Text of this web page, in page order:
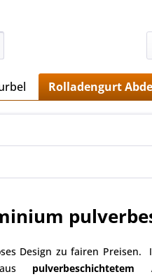
Rolladengurt
Design zu fairen Preisen.
pulverbeschichtetem